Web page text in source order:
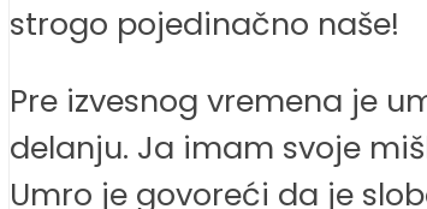
strogo pojedinačno naše!
Pre izvesnog vremena je
delanju. Ja imam svoje
Umro je govoreći da je